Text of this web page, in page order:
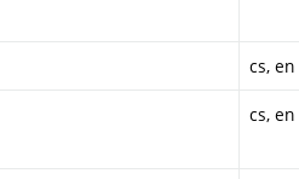
cs, en
cs, en